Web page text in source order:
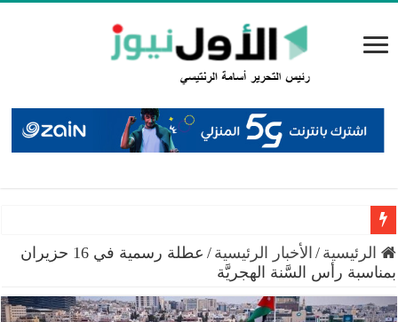
البيان الختامي لاجتماع عمّان: إطلاق منصة إعلامية لتوثيق
الرئيسية / الأخبار الرئيسية /
عطلة رسمية في 16 حزيران
بمناسبة رأس السَّنة الهجريَّة